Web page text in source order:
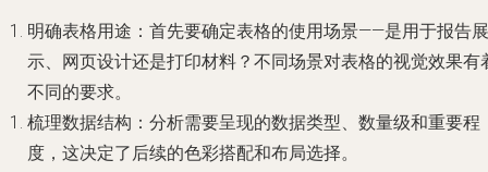
明确表格用途：首先要确定表格的使用场景——是用于报告展
示、网页设计还是打印材料？不同场景对表格的视觉效果有
不同的要求。
梳理数据结构：分析需要呈现的数据类型、数量级和重要程
度，这决定了后续的色彩搭配和布局选择。